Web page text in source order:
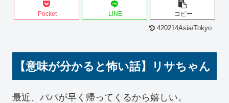
Pocket LINE コピー
420214Asia/Tokyo
【意味が分かると怖い話】リサちゃん
最近、パパが早く帰ってくるから嬉しい。